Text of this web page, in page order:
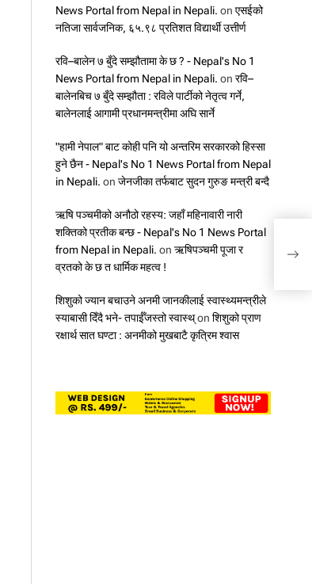
News Portal from Nepal in Nepali. on एसईको
नतिजा सार्वजनिक, ६५.९८ प्रतिशत विद्यार्थी उत्तीर्ण
रवि–बालेन ७ बुँदे सम्झौतामा के छ ? - Nepal's No 1
News Portal from Nepal in Nepali. on रवि–
बालेनबिच ७ बुँदे सम्झौता : रविले पार्टीको नेतृत्व गर्ने,
बालेनलाई आगामी प्रधानमन्त्रीमा अघि सार्ने
"हामी नेपाल" बाट कोही पनि यो अन्तरिम सरकारको हिस्सा
हुने छैन - Nepal's No 1 News Portal from Nepal
in Nepali. on जेनजीका तर्फबाट सुदन गुरुङ मन्त्री बन्दै
ऋषि पञ्चमीको अनौठो रहस्य: जहाँ महिनावारी नारी
शक्तिको प्रतीक बन्छ - Nepal's No 1 News Portal
from Nepal in Nepali. on ऋषिपञ्चमी पूजा र
व्रतको के छ त धार्मिक महत्व !
शिशुको ज्यान बचाउने अनमी जानकीलाई स्वास्थ्यमन्त्रीले
स्याबासी दिँदै भने- तपाईँजस्तो स्वास्थ्on शिशुको प्राण
रक्षार्थ सात घण्टा : अनमीको मुखबाटै कृत्रिम श्वास